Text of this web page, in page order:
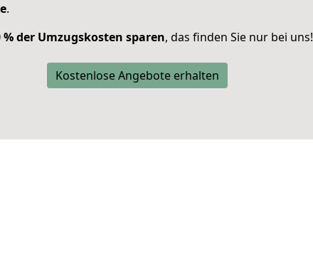
.
% der Umzugskosten sparen, das finden Sie nur bei uns!
Kostenlose Angebote erhalten